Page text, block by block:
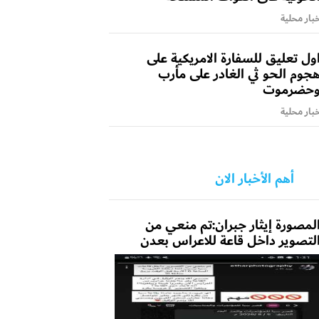
محلية
اول تعليق للسفارة الامريكية على
الحو ثي الغادر على مأرب
وحضرموت
محلية
أهم الأخبار الان
المصورة إيثار جبران:تم منعي من
التصوير داخل قاعة للاعراس بعدن